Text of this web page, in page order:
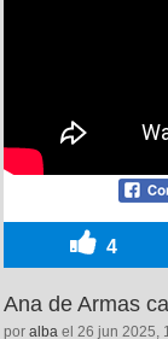
4
Ana de Armas
por alba el 26 jun 2025,